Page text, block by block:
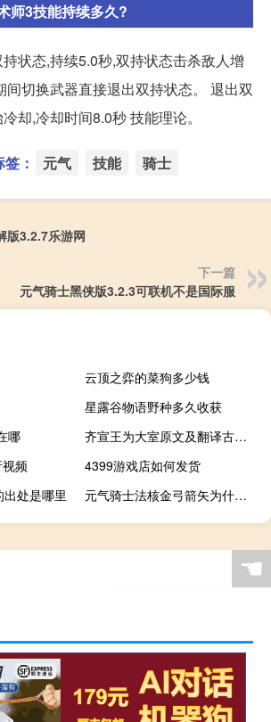
师3技能持续多久?
状态,持续5.0秒,双持状态击杀敌人增
间切换武器直接退出双持状态。 退出双
却,冷却时间8.0秒 技能理论。
： 元气 技能 骑士
版3.2.7乐游网
下一篇
元气骑士黑侠版3.2.3可联机不是国际服
云顶之弈的菜狗多少钱
星露谷物语野种多久收获
哪
齐宣王为大室原文及翻译古诗文网（齐宣王为大室原文及翻译）
频
4399游戏店如何发货
出处是哪里
元气骑士法核金弓箭矢为什么刷不出吸血
☚